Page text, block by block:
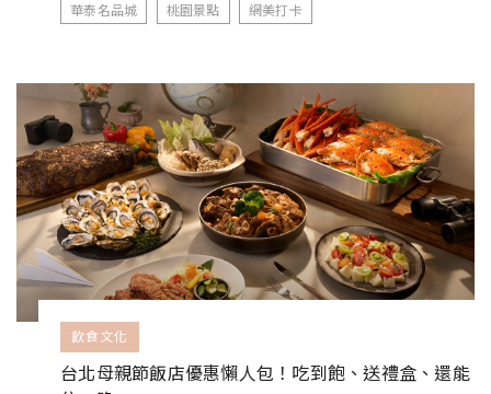
華泰名品城 桃園景點 網美打卡
飲食文化
台北母親節飯店優惠懶人包！吃到飽、送禮盒、還能